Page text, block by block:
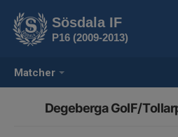
Matcher
Sösdala IF
P16 (2009-2013)
Degeberga GoIF/